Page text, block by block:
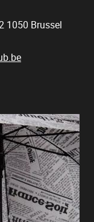
1050 Brussel